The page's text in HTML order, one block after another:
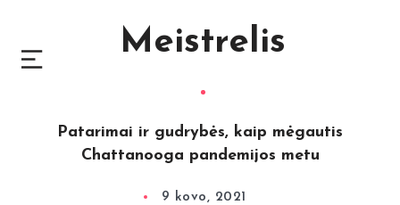
Meistrelis
Patarimai ir gudrybės, kaip mėgautis
Chattanooga pandemijos metu
9 kovo, 2021